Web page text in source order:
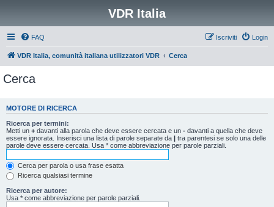
VDR Italia
FAQ Login
Iscriviti
VDR Italia, comunità italiana utilizzatori VDR Cerca
Cerca
MOTORE DI RICERCA
Ricerca per termini:
Metti un + davanti alla parola che deve essere cercata e un - davanti a quella che deve
essere ignorata. Inserisci una lista di parole separate da | tra parentesi se solo una delle
parole deve essere cercata. Usa * come abbreviazione per parole parziali.
Cerca per parola o usa frase esatta
Ricerca qualsiasi termine
Ricerca per autore:
Usa * come abbreviazione per parole parziali.